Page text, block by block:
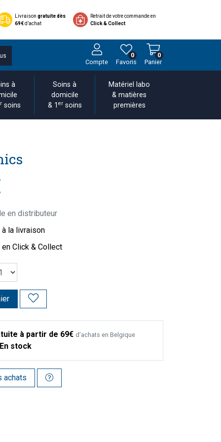
Livraisongratuite dès
69€d’achat
Retrait de votre commande en
Click & Collect
Compte Favoris
0
Panier
0
à
soins
Soins à
domicile
& 1 ersoins
Matériel labo
& matières
premières
en distributeur
la livraison
Click & Collect
à partir de 69€ d’achats en Belgique
En stock
achats